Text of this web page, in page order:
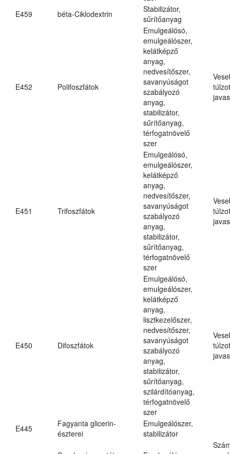
E459
béta-Ciklodextrin
Stabilizátor,
sűrítőanyag
E452 Polifoszfátok
Emulgeálósó,
emulgeálószer,
kelátképző
anyag,
nedvesítőszer,
savanyúságot
szabályozó
anyag,
stabilizátor,
sűrítőanyag,
térfogatnövelő
szer
E451 Trifoszfátok
Emulgeálósó,
emulgeálószer,
kelátképző
anyag,
nedvesítőszer,
savanyúságot
szabályozó
anyag,
stabilizátor,
sűrítőanyag,
térfogatnövelő
szer
E450 Difoszfátok
Emulgeálósó,
emulgeálószer,
kelátképző
anyag,
lisztkezelőszer,
nedvesítőszer,
savanyúságot
szabályozó
anyag,
stabilizátor,
sűrítőanyag,
szilárdítóanyag,
térfogatnövelő
szer
E445
Fagyanta glicerin-
észterei
Emulgeálószer,
stabilizátor